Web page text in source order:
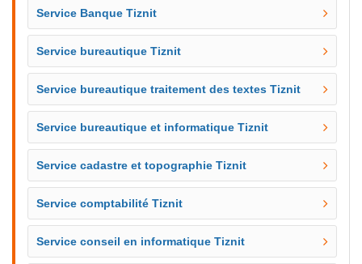
Service Banque Tiznit
Service bureautique Tiznit
Service bureautique traitement des textes Tiznit
Service bureautique et informatique Tiznit
Service cadastre et topographie Tiznit
Service comptabilité Tiznit
Service conseil en informatique Tiznit